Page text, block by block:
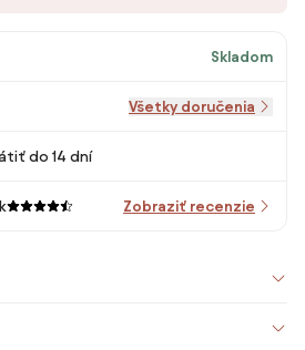
Skladom
Všetky doručenia
do 14 dní
Zobraziť recenzie